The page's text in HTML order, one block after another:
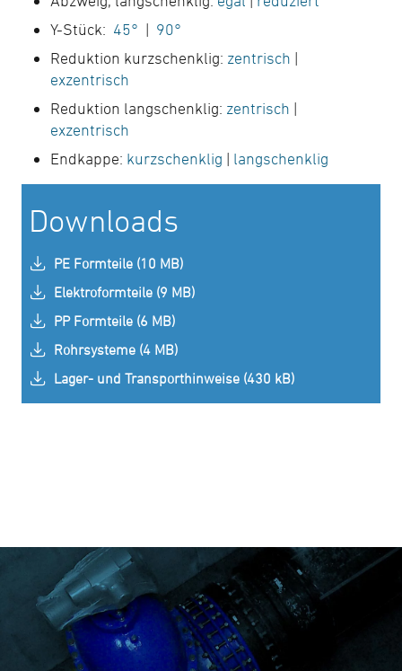
Y-Stück: 45° | 90°
Reduktion kurzschenklig: zentrisch |
exzentrisch
Reduktion langschenklig: zentrisch |
exzentrisch
Endkappe: kurzschenklig | langschenklig
Downloads
PE Formteile (10 MB)
Elektroformteile (9 MB)
PP Formteile (6 MB)
Rohrsysteme (4 MB)
Lager- und Transporthinweise (430 kB)